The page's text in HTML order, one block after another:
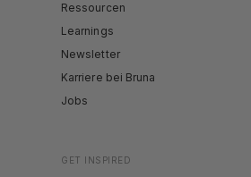
Ressourcen
Learnings
Newsletter
Karriere bei Bruna
Jobs
GET INSPIRED